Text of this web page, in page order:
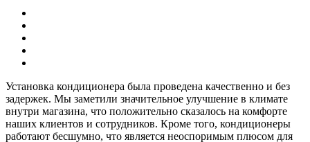
Установка кондиционера была проведена качественно и без
задержек. Мы заметили значительное улучшение в климате
внутри магазина, что положительно сказалось на комфорте
наших клиентов и сотрудников. Кроме того, кондиционеры
работают бесшумно, что является неоспоримым плюсом для